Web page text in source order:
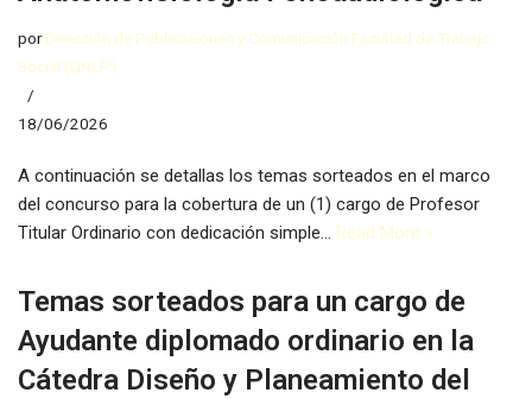
porDirección de Publicaciones y Comunicación Facultad de Trabajo
Social (UNLP)
18/06/2026
A continuación se detallas los temas sorteados en el marco
del concurso para la cobertura de un (1) cargo de Profesor
Titular Ordinario con dedicación simple… Read More »
Temas sorteados para un cargo de
Ayudante diplomado ordinario en la
Cátedra Diseño y Planeamiento del